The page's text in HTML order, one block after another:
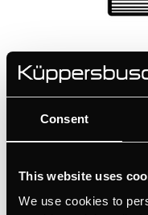
Consent
This website uses
We use cookies to
Design-Kit
KMI9850 - KMI9350 -